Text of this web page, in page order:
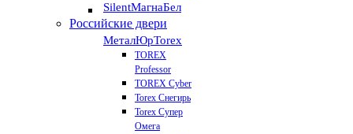
SilentМагнаБел
Российские двери
МеталЮрTorex
TOREX
Professor
TOREX Cyber
Torex Снегирь
Torex Супер
Омега